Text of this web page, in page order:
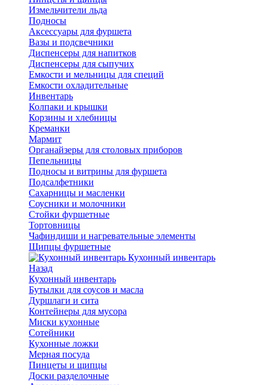
Измельчители льда
Подносы
Аксессуары для фуршета
Вазы и подсвечники
Диспенсеры для напитков
Диспенсеры для сыпучих
Емкости и мельницы для специй
Емкости охладительные
Инвентарь
Колпаки и крышки
Корзины и хлебницы
Креманки
Мармит
Органайзеры для столовых приборов
Пепельницы
Подносы и витрины для фуршета
Подсалфетники
Сахарницы и масленки
Соусники и молочники
Стойки фуршетные
Тортовницы
Чафиндиши и нагревательные элементы
Щипцы фуршетные
Кухонный инвентарь
Назад
Кухонный инвентарь
Бутылки для соусов и масла
Дуршлаги и сита
Контейнеры для мусора
Миски кухонные
Сотейники
Кухонные ложки
Мерная посуда
Пинцеты и щипцы
Доски разделочные